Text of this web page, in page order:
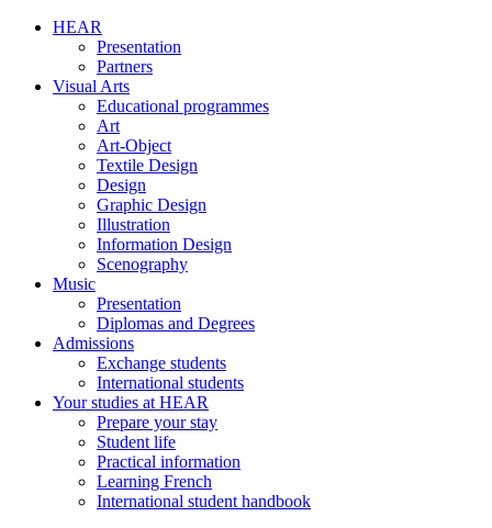
HEAR
Presentation
Partners
Visual Arts
Educational programmes
Art
Art-Object
Textile Design
Design
Graphic Design
Illustration
Information Design
Scenography
Music
Presentation
Diplomas and Degrees
Admissions
Exchange students
International students
Your studies at HEAR
Prepare your stay
Student life
Practical information
Learning French
International student handbook